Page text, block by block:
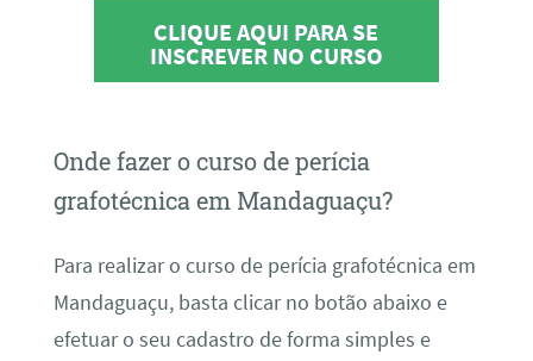
CLIQUE AQUI PARA SE
INSCREVER NO CURSO
Onde fazer o curso de perícia
grafotécnica em Mandaguaçu?
Para realizar o curso de perícia grafotécnica em
Mandaguaçu, basta clicar no botão abaixo e
efetuar o seu cadastro de forma simples e